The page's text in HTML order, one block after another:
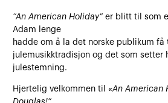
“An American Holiday”er blitt til som
Adam lenge
hadde om å la det norske publikum få
julemusikktradisjon og det som setter
julestemning.
Hjertelig velkommen til «An American